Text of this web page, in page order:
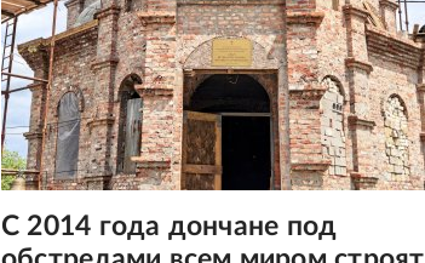
С 2014 года дончане под